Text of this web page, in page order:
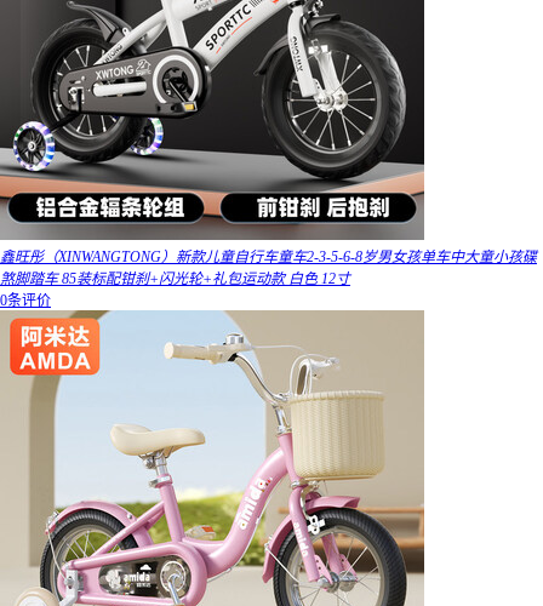
鑫旺彤（XINWANGTONG）新款儿童自行车童车2-3-5-6-8岁男女孩单车中大童小孩碟
煞脚踏车 85装标配钳刹+闪光轮+礼包运动款 白色 12寸
0条评价